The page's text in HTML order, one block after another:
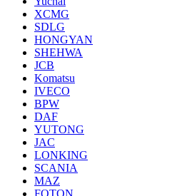
XCMG
SDLG
HONGYAN
SHEHWA
JCB
Komatsu
IVECO
BPW
DAF
YUTONG
JAC
LONKING
SCANIA
MAZ
FOTON